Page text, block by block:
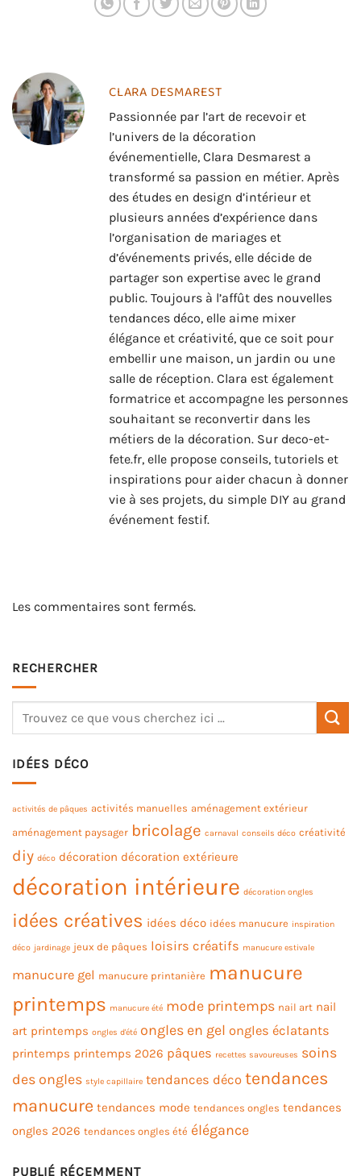
CLARA DESMAREST
Passionnée par l’art de recevoir et
l’univers de la décoration
événementielle, Clara Desmarest a
transformé sa passion en métier. Après
des études en design d’intérieur et
plusieurs années d’expérience dans
l’organisation de mariages et
d’événements privés, elle décide de
partager son expertise avec le grand
public. Toujours à l’affût des nouvelles
tendances déco, elle aime mixer
élégance et créativité, que ce soit pour
embellir une maison, un jardin ou une
salle de réception. Clara est également
formatrice et accompagne les personnes
souhaitant se reconvertir dans les
métiers de la décoration. Sur deco-et-
fete.fr, elle propose conseils, tutoriels et
inspirations pour aider chacun à donner
vie à ses projets, du simple DIY au grand
événement festif.
Les commentaires sont fermés.
RECHERCHER
IDÉES DÉCO
activités de pâques activités manuelles aménagement extérieur
aménagement paysager bricolage carnaval conseils déco créativité
diy déco décoration décoration extérieure
décoration intérieure décoration ongles
idées créatives idées déco idées manucure inspiration
déco jardinage jeux de pâques loisirs créatifs manucure estivale
manucure gel manucure printanière manucure
printemps manucure été mode printemps nail art nail
art printemps ongles d'été ongles en gel ongles éclatants
printemps printemps 2026 pâques recettes savoureuses soins
des ongles style capillaire tendances déco tendances
manucure tendances mode tendances ongles tendances
ongles 2026 tendances ongles été élégance
PUBLIÉ RÉCEMMENT